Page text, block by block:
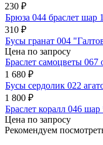
230 ₽
Брюза 044 браслет шар
310 ₽
Бусы гранат 004
Цена по запросу
Браслет самоцветы 067
1 680 ₽
Бусы сердолик 022
1 800 ₽
Браслет коралл 046
Цена по запросу
Рекомендуем